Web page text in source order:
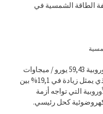
الطاقة الشمسية في
وصلت عروض الطاقة الشمسية الأوروبية 59,43 يورو / ميجاوات
ساعة في الربع الثاني من 2022, والذي يمثل زيادة في 19,1% بين
التي تواجه أزمة
كحل رئيسي.